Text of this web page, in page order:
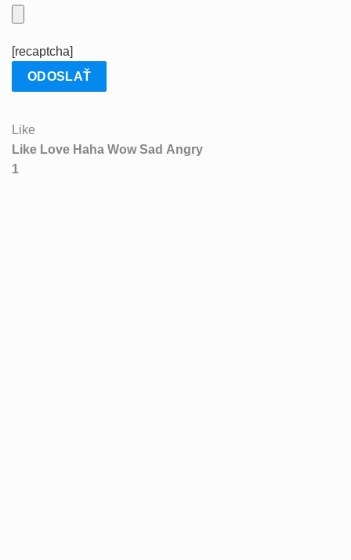
[recaptcha]
Like
Like Love Haha Wow Sad Angry
1